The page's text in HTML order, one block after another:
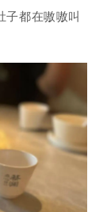
子都在嗷嗷叫